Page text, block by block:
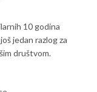
10 godina
jedan razlog za
društvom.